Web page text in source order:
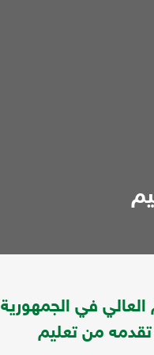
في الجمهورية
تقدمه من تعليم